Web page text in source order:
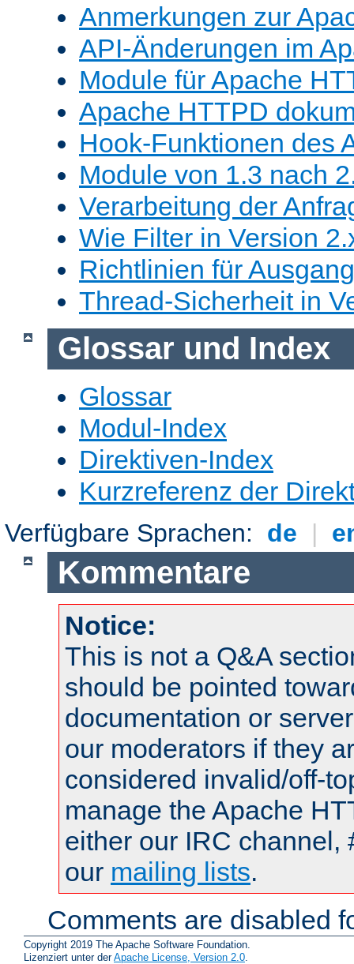
Anmerkungen zur
API-Änderungen im
Module für Apache
Apache HTTPD
Hook-Funktionen des
Module von 1.3 nach
Verarbeitung der
Wie Filter in Version
Richtlinien für
Thread-Sicherheit in
Glossar und Index
Glossar
Modul-Index
Direktiven-Index
Kurzreferenz der
Verfügbare Sprachen: de |
Kommentare
Notice:
This is not a Q&A
should be pointed
documentation or
our moderators if they
considered invalid/off-
manage the Apache
either our IRC channel,
our mailing lists.
Comments are disabled
Copyright 2019 The Apache Software Foundation.
Lizenziert unter derApache License, Version 2.0